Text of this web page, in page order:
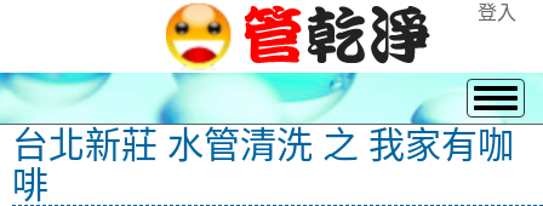
登入
台北新莊 水管清洗 之 我家有咖
啡